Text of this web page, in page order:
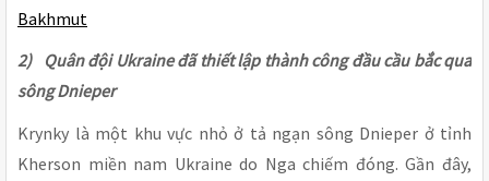
Bakhmut
2) Quân đội Ukraine đã thiết lập thành công đầu cầu bắc qua
sông Dnieper
Krynky là một khu vực nhỏ ở tả ngạn sông Dnieper ở tỉnh
Kherson miền nam Ukraine do Nga chiếm đóng. Gần đây,